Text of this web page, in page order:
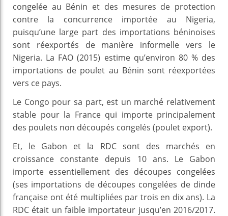
congelée au Bénin et des mesures de protection
contre la concurrence importée au Nigeria,
puisqu’une large part des importations béninoises
sont réexportés de manière informelle vers le
Nigeria. La FAO (2015) estime qu’environ 80 % des
importations de poulet au Bénin sont réexportées
vers ce pays.
Le Congo pour sa part, est un marché relativement
stable pour la France qui importe principalement
des poulets non découpés congelés (poulet export).
Et, le Gabon et la RDC sont des marchés en
croissance constante depuis 10 ans. Le Gabon
importe essentiellement des découpes congelées
(ses importations de découpes congelées de dinde
française ont été multipliées par trois en dix ans). La
RDC était un faible importateur jusqu’en 2016/2017.